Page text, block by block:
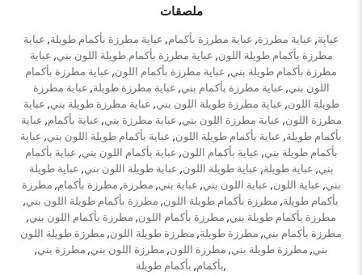
ملصقات
عباية, عباية مطرزة, عباية مطرزة بأكمام, عباية مطرزة بأكمام طويلة, عباية
مطرزة بأكمام طويلة اللون, عباية مطرزة بأكمام طويلة اللون بني, عباية
مطرزة بأكمام طويلة بني, عباية مطرزة بأكمام اللون, عباية مطرزة بأكمام
اللون بني, عباية مطرزة بأكمام بني, عباية مطرزة طويلة, عباية مطرزة
طويلة اللون, عباية مطرزة طويلة اللون بني, عباية مطرزة طويلة بني, عباية
مطرزة اللون, عباية مطرزة اللون بني, عباية مطرزة بني, عباية بأكمام, عباية
بأكمام طويلة, عباية بأكمام طويلة اللون, عباية بأكمام طويلة اللون بني, عباية
بأكمام طويلة بني, عباية بأكمام اللون, عباية بأكمام اللون بني, عباية بأكمام
بني, عباية طويلة, عباية طويلة اللون, عباية طويلة اللون بني, عباية طويلة
بني, عباية اللون, عباية اللون بني, عباية بني, مطرزة, مطرزة بأكمام, مطرزة
بأكمام طويلة, مطرزة بأكمام طويلة اللون, مطرزة بأكمام طويلة اللون بني,
مطرزة بأكمام طويلة بني, مطرزة بأكمام اللون, مطرزة بأكمام اللون بني,
مطرزة بأكمام بني, مطرزة طويلة, مطرزة طويلة اللون, مطرزة طويلة اللون
بني, مطرزة طويلة بني, مطرزة اللون, مطرزة اللون بني, مطرزة بني,
بأكمام, بأكمام طويلة ,